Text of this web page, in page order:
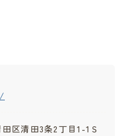
区清田3条2丁目1-1Ｓ